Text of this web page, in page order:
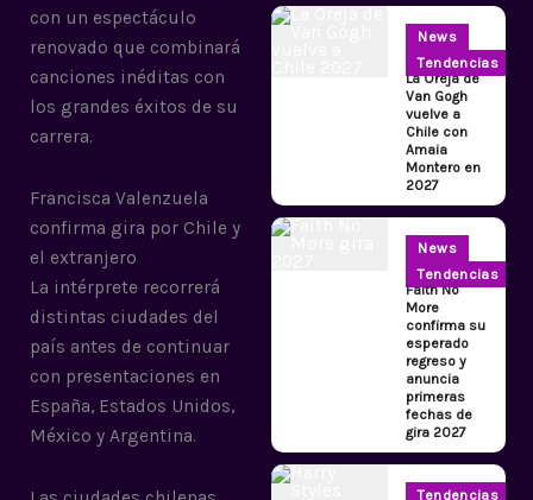
con un espectáculo
renovado que combinará
canciones inéditas con
los grandes éxitos de su
carrera.
Francisca Valenzuela
confirma gira por Chile y
el extranjero
La intérprete recorrerá
distintas ciudades del
país antes de continuar
con presentaciones en
España, Estados Unidos,
México y Argentina.
News
Tendencias
La Oreja de
Van Gogh
vuelve a
Chile con
Amaia
Montero en
2027
News
Tendencias
Faith No
More
confirma su
esperado
regreso y
anuncia
primeras
fechas de
gira 2027
Tendencias